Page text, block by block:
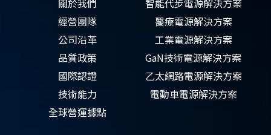
關於我們
經營團隊
公司沿革
品質政策
國際認證
技術能力
全球營運據點
智能代步電源解決方案
醫療電源解決方案
工業電源解決方案
GaN技術電源解決方案
乙太網路電源解決方案
電動車電源解決方案